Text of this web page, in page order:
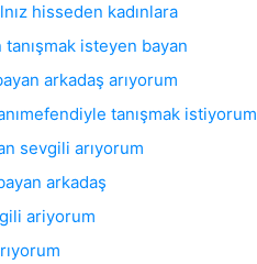
hisseden kadınlara
tanışmak isteyen bayan
arkadaş arıyorum
tanışmak istiyorum
sevgili arıyorum
arkadaş
ariyorum